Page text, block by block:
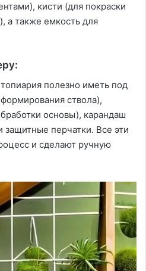
кисти (для покраски
а также емкость для
полезно иметь под
ствола),
основы), карандаш
защитные перчатки. Все эти
и сделают ручную